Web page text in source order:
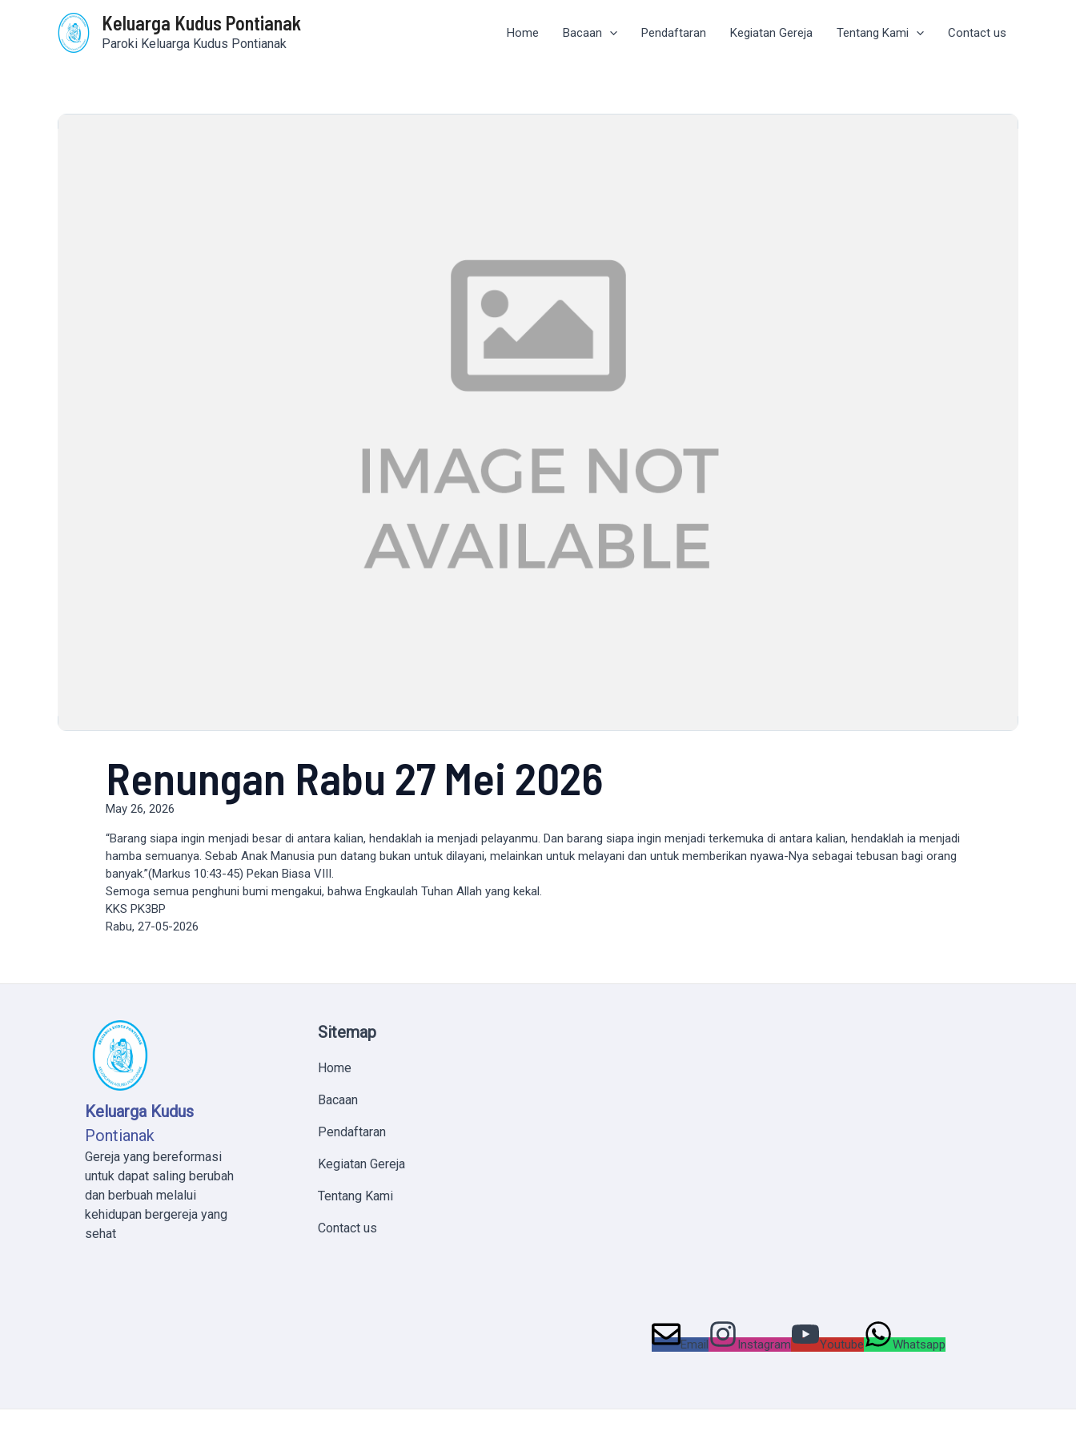
Keluarga Kudus Pontianak
Paroki Keluarga Kudus Pontianak
Home Bacaan Pendaftaran Kegiatan Gereja Tentang Kami Contact us
Renungan Rabu 27 Mei 2026
May 26, 2026
“Barang siapa ingin menjadi besar di antara kalian, hendaklah ia menjadi pelayanmu. Dan barang siapa ingin menjadi terkemuka di antara kalian, hendaklah ia menjadi
hamba semuanya. Sebab Anak Manusia pun datang bukan untuk dilayani, melainkan untuk melayani dan untuk memberikan nyawa-Nya sebagai tebusan bagi orang
banyak.”(Markus 10:43-45) Pekan Biasa VIII.
Semoga semua penghuni bumi mengakui, bahwa Engkaulah Tuhan Allah yang kekal.
KKS PK3BP
Rabu, 27-05-2026
Keluarga Kudus
Pontianak
Gereja yang bereformasi
untuk dapat saling berubah
dan berbuah melalui
kehidupan bergereja yang
sehat
Sitemap
Home
Bacaan
Pendaftaran
Kegiatan Gereja
Tentang Kami
Contact us
Email Instagram Youtube Whatsapp